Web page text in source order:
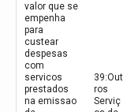
valor que se
empenha
para
custear
despesas
com
servicos
prestados
na emissao
39:Out
ros
Serviç